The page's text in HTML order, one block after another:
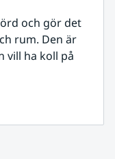
och gör det
rum. Den är
vill ha koll på